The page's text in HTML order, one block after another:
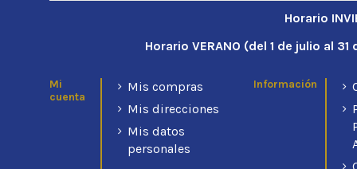
Horario
Horario VERANO (del 1 de julio al
Mi
cuenta
Mis compras
Mis direcciones
Mis datos
personales
Información